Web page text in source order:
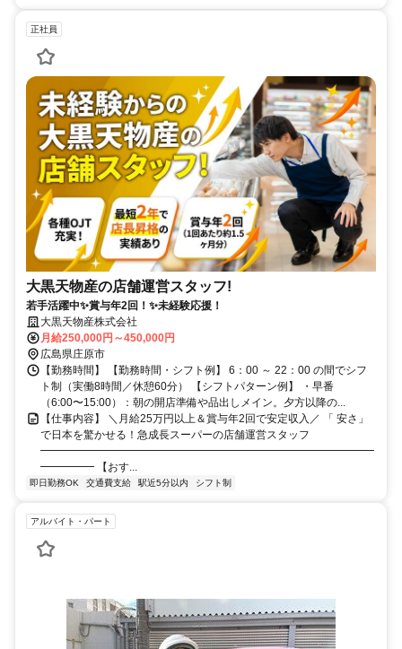
正社員
大黒天物産の店舗運営スタッフ!
若手活躍中✨賞与年2回！✨未経験応援！
大黒天物産株式会社
月給250,000円～450,000円
広島県庄原市
【勤務時間】 【勤務時間・シフト例】 6：00 ～ 22：00 の間でシフ
ト制（実働8時間／休憩60分） 【シフトパターン例】 ・早番
（6:00〜15:00）：朝の開店準備や品出しメイン。夕方以降の...
【仕事内容】 ＼月給25万円以上＆賞与年2回で安定収入／ 「 安さ」
で日本を驚かせる！急成長スーパーの店舗運営スタッフ
━━━━━━━━━━━━━━━━━━━━━━━━━━━━━━━
━━━━━ 【おす...
即日勤務OK 交通費支給 駅近5分以内 シフト制
アルバイト・パート